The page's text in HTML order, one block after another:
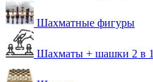
Шахматные фигуры
Шахматы + шашки 2 в 1